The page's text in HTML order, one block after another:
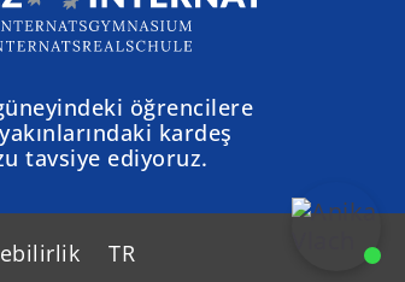
öğrencilere
kardeş
tavsiye ediyoruz.
TR